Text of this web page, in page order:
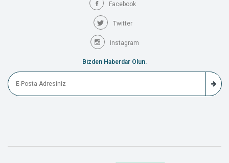
Facebook
Twitter
Instagram
Bizden Haberdar Olun.